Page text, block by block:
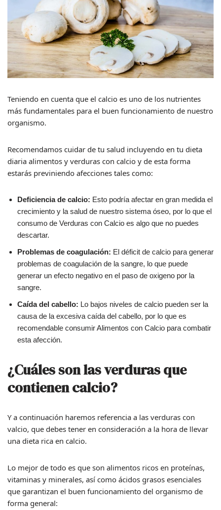
Teniendo en cuenta que el calcio es uno de los nutrientes
más fundamentales para el buen funcionamiento de nuestro
organismo.
Recomendamos cuidar de tu salud incluyendo en tu dieta
diaria alimentos y verduras con calcio y de esta forma
estarás previniendo afecciones tales como:
Deficiencia de calcio: Esto podría afectar en gran medida el
crecimiento y la salud de nuestro sistema óseo, por lo que el
consumo de Verduras con Calcio es algo que no puedes
descartar.
Problemas de coagulación: El déficit de calcio para generar
problemas de coagulación de la sangre, lo que puede
generar un efecto negativo en el paso de oxigeno por la
sangre.
Caída del cabello: Lo bajos niveles de calcio pueden ser la
causa de la excesiva caída del cabello, por lo que es
recomendable consumir Alimentos con Calcio para combatir
esta afección.
¿Cuáles son las verduras que
contienen calcio?
Y a continuación haremos referencia a las verduras con
valcio, que debes tener en consideración a la hora de llevar
una dieta rica en calcio.
Lo mejor de todo es que son alimentos ricos en proteínas,
vitaminas y minerales, así como ácidos grasos esenciales
que garantizan el buen funcionamiento del organismo de
forma general: